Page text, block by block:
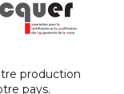
production
pays.